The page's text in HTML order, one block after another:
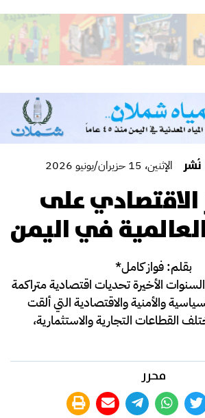
نُشر الإثنين، 15 حزيران/يونيو 2026
الاقتصادي على
في اليمن
بقلم: فواز كامل*
الأخيرة تحديات اقتصادية متراكمة
والأمنية والاقتصادية التي ألقت
القطاعات التجارية والاستثمارية،
محرر